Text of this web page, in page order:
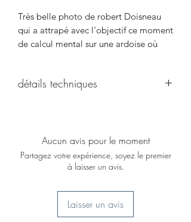
Très belle photo de robert Doisneau
qui a attrapé avec l'objectif ce moment
de calcul mental sur une ardoise où
On aime: un pur moment de verité!
détails techniques
Photo avec passe-petout blanc, cadre
noir merle. Très bon état.
Aucun avis pour le moment
Partagez votre expérience, soyez le premier
à laisser un avis.
Laisser un avis